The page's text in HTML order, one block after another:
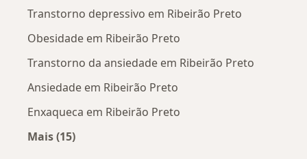
Transtorno depressivo em Ribeirão Preto
Obesidade em Ribeirão Preto
Transtorno da ansiedade em Ribeirão Preto
Ansiedade em Ribeirão Preto
Enxaqueca em Ribeirão Preto
Mais (15)